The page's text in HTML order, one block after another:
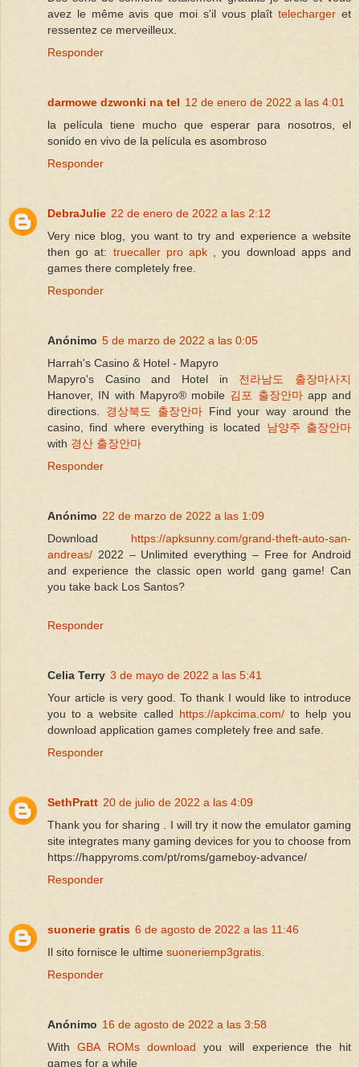
avez le même avis que moi s'il vous plaîttelecharger et
ressentez ce merveilleux.
Responder
darmowe dzwonki na tel 12 de enero de 2022 a las 4:01
la película tiene mucho que esperar para nosotros, el
sonido en vivo de la película es asombroso
Responder
DebraJulie 22 de enero de 2022 a las 2:12
Very nice blog, you want to try and experience a website
then go at: truecaller pro apk , you download apps and
games there completely free.
Responder
Anónimo 5 de marzo de 2022 a las 0:05
Harrah's Casino & Hotel - Mapyro
Mapyro's Casino and Hotel in 전라남도 출장마사지
Hanover, IN with Mapyro® mobile 김포 출장안마app and
directions. 경상북도 출장안마Find your way around the
casino, find where everything is located 남양주 출장안마
with 경산 출장안마
Responder
Anónimo 22 de marzo de 2022 a las 1:09
Download https://apksunny.com/grand-theft-auto-san-
andreas/ 2022 – Unlimited everything – Free for Android
and experience the classic open world gang game! Can
you take back Los Santos?
Responder
Celia Terry 3 de mayo de 2022 a las 5:41
Your article is very good. To thank I would like to introduce
you to a website called https://apkcima.com/to help you
download application games completely free and safe.
Responder
SethPratt 20 de julio de 2022 a las 4:09
Thank you for sharing . I will try it now the emulator gaming
site integrates many gaming devices for you to choose from
https://happyroms.com/pt/roms/gameboy-advance/
Responder
suonerie gratis 6 de agosto de 2022 a las 11:46
Il sito fornisce le ultime suoneriemp3gratis.
Responder
Anónimo 16 de agosto de 2022 a las 3:58
WithGBA ROMs download you will experience the hit
games for a while